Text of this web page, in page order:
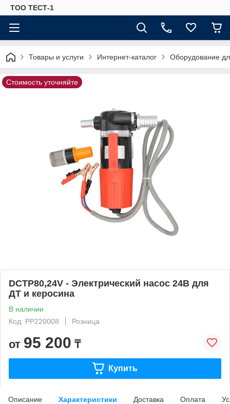
ТОО ТЕСТ-1
Товары и услуги Интернет-каталог Оборудование
Стоимость уточняйте
DCTP80,24V - Электрический насос 24В для
ДТ и керосина
В наличии
Код: PP220008
Розница
от 95 200 ₸
Купить
Описание Характеристики Доставка Оплата